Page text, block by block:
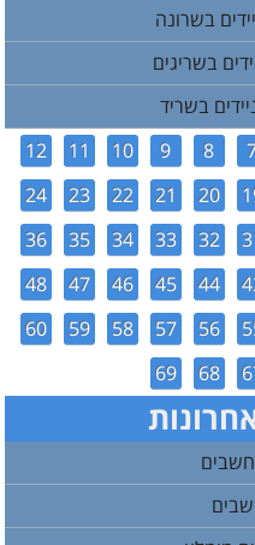
בשרונה
בשריגים
בשריד
8
9
10
11
12
20
21
22
23
24
32
33
34
35
36
44
45
46
47
48
56
57
58
59
60
68
69